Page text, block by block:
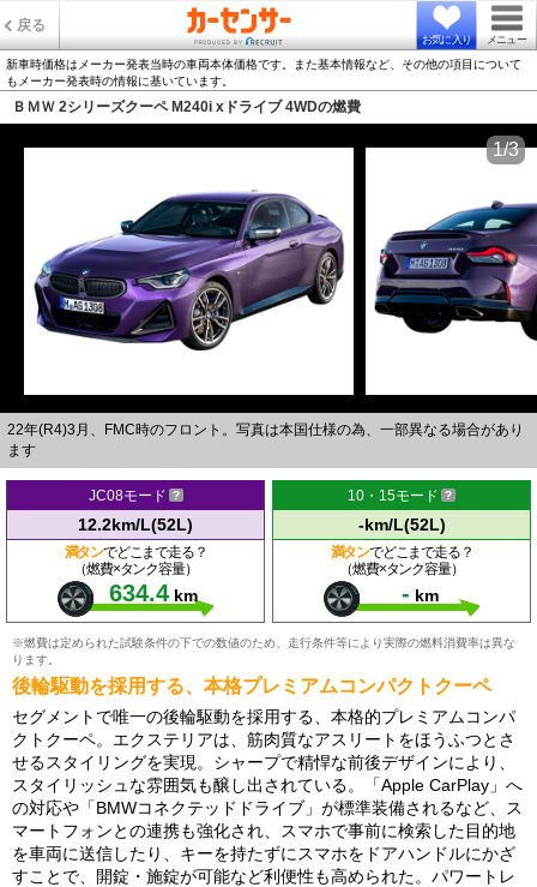
戻る
お気に入り メニュー
新車時価格はメーカー発表当時の車両本体価格です。また基本情報など、その他の項目について
もメーカー発表時の情報に基いています。
ＢＭＷ 2シリーズクーペ M240i xドライブ 4WDの燃費
22年(R4)3月、FMC時のフロント。写真は本国仕様の為、一部異なる場合があり
ます
1/3
JC08モード
12.2km/L(52L)
満タンでどこまで走る？
（燃費×タンク容量）
634.4 km
10・15モード
-km/L(52L)
満タンでどこまで走る？
（燃費×タンク容量）
- km
※燃費は定められた試験条件の下での数値のため、走行条件等により実際の燃料消費率は異な
ります。
後輪駆動を採用する、本格プレミアムコンパクトクーペ
セグメントで唯一の後輪駆動を採用する、本格的プレミアムコンパ
クトクーペ。エクステリアは、筋肉質なアスリートをほうふつとさ
せるスタイリングを実現。シャープで精悍な前後デザインにより、
スタイリッシュな雰囲気も醸し出されている。「Apple CarPlay」へ
の対応や「BMWコネクテッドドライブ」が標準装備されるなど、ス
マートフォンとの連携も強化され、スマホで事前に検索した目的地
を車両に送信したり、キーを持たずにスマホをドアハンドルにかざ
すことで、開錠・施錠が可能など利便性も高められた。パワートレ